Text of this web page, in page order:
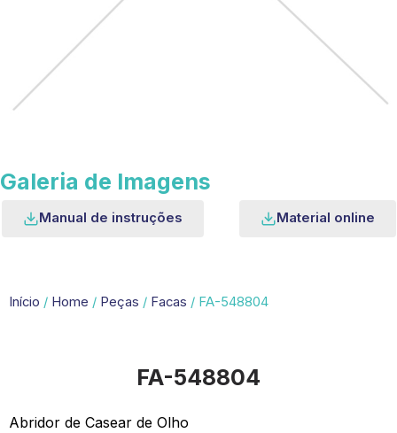
Galeria de Imagens
Manual de instruções Material online
Início / Home / Peças / Facas / FA-548804
FA-548804
Abridor de Casear de Olho